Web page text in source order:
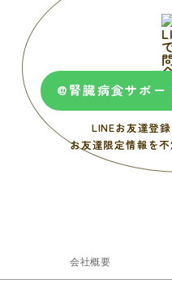
@腎臓病食サポ
LINEお友達登
お友達限定情報を
会社概要